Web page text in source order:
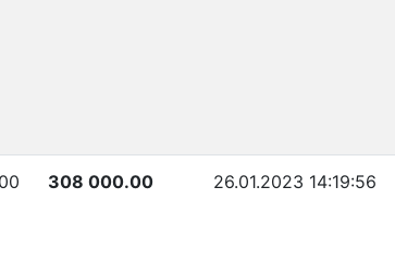
308 000.00 26.01.2023 14:19:56